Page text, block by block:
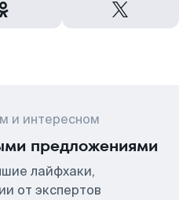
и интересном
предложениями
лайфхаки,
от экспертов